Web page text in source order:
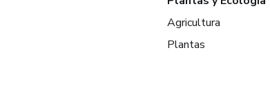
Agricultura
Plantas